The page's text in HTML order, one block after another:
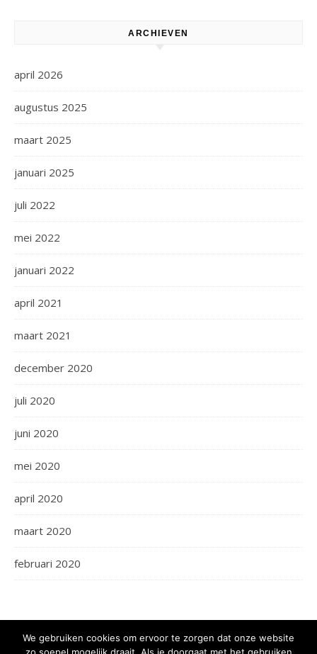
ARCHIEVEN
april 2026
augustus 2025
maart 2025
januari 2025
juli 2022
mei 2022
januari 2022
april 2021
maart 2021
december 2020
juli 2020
juni 2020
mei 2020
april 2020
maart 2020
februari 2020
We gebruiken cookies om ervoor te zorgen dat onze website